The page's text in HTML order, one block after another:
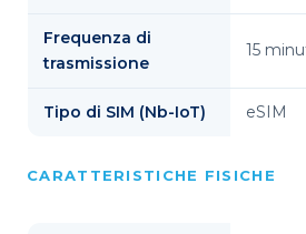
Frequenza di
trasmissione
15
Tipo di SIM (Nb-IoT) eSIM
CARATTERISTICHE FISICHE